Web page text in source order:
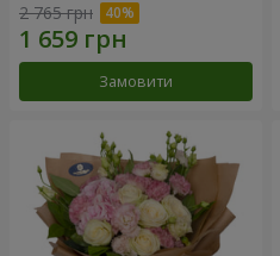
2 765 грн
Замовити